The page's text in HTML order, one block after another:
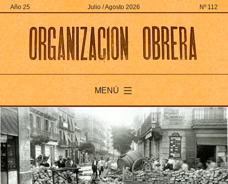
contenido
Año 25 Julio / Agosto 2026 Nº 112
MENÚ